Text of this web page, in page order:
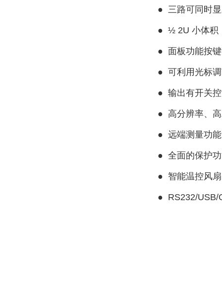
● 三路可同时
● ½ 2U 小体积
● 面板功能按
● 可利用光标
● 输出有开关
● 高分辨率、
● 远端测量功
● 全面的保护
● 智能温控风
● RS232/USB/